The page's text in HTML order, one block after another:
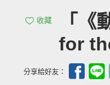
收藏
「
for
分享給好友：